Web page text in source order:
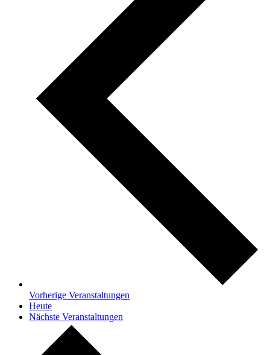
Vorherige Veranstaltungen
Heute
Nächste Veranstaltungen